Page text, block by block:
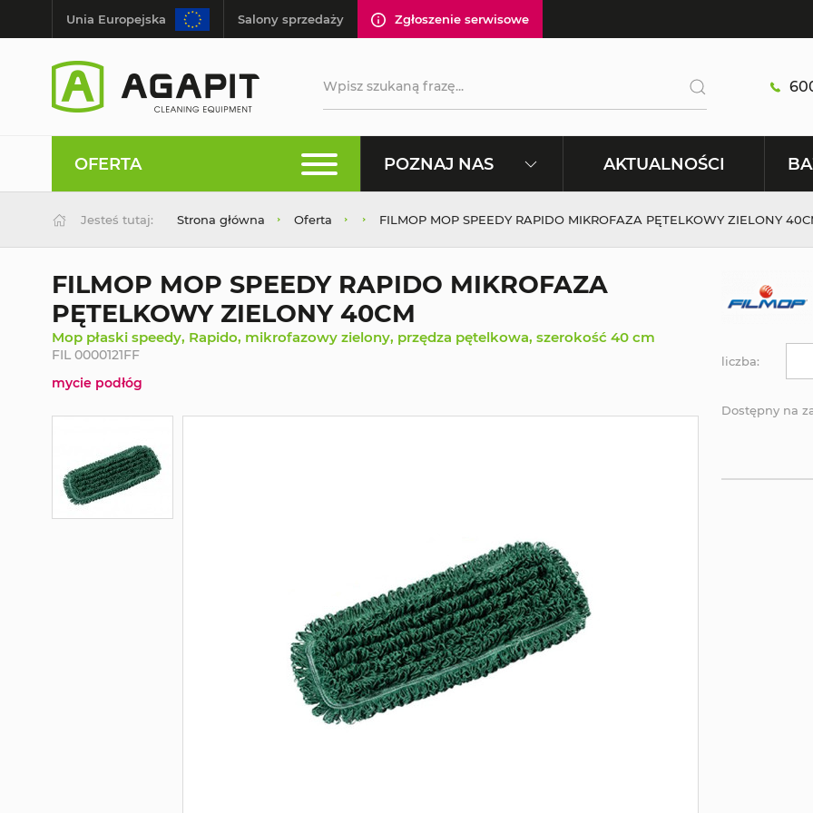
Unia Europejska Salony sprzedaży Zgłoszenie serwisowe
OFERTA POZNAJ NAS AKTUALNOŚCI
Jesteś tutaj: Strona główna Oferta FILMOP MOP SPEEDY RAPIDO MIKROFAZA PĘTELKOWY ZIELONY
FILMOP MOP SPEEDY RAPIDO MIKROFAZA
PĘTELKOWY ZIELONY 40CM
Mop płaski speedy, Rapido, mikrofazowy zielony, przędza pętelkowa, szerokość 40 cm
FIL 0000121FF
mycie podłóg
liczba:
Dostępny na